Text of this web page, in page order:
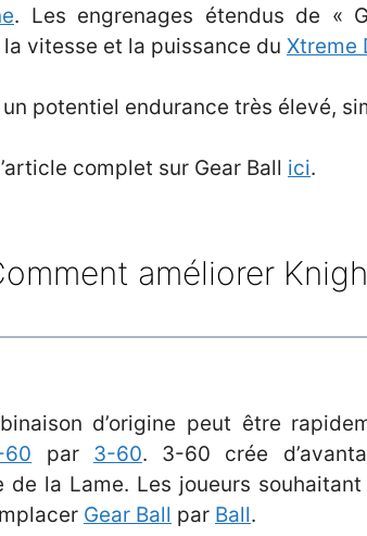
. Les engrenages étendus de «
vitesse et la puissance du Xtreme
un potentiel endurance très élevé,
complet sur Gear Ball ici.
améliorer
d’origine peut être
60 par 3-60. 3-60 crée
de la Lame. Les joueurs
Gear Ball par Ball.